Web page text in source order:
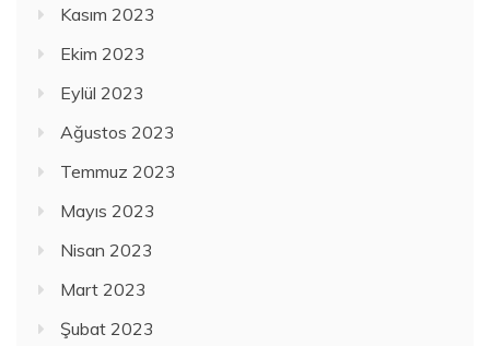
Kasım 2023
Ekim 2023
Eylül 2023
Ağustos 2023
Temmuz 2023
Mayıs 2023
Nisan 2023
Mart 2023
Şubat 2023